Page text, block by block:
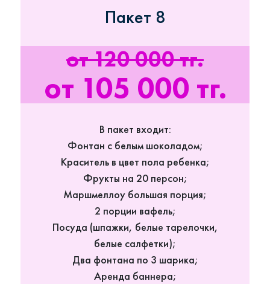
Пакет 8
от 120 000 тг.
от 105 000 тг.
В пакет входит:
Фонтан с белым шоколадом;
Краситель в цвет пола ребенка;
Фрукты на 20 персон;
Маршмеллоу большая порция;
2 порции вафель;
Посуда (шпажки, белые тарелочки,
белые салфетки);
Два фонтана по 3 шарика;
Аренда баннера;